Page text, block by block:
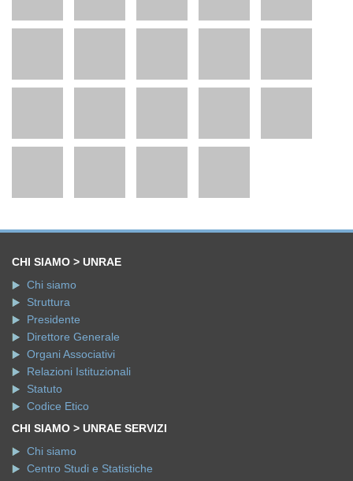
CHI SIAMO > UNRAE
Chi siamo
Struttura
Presidente
Direttore Generale
Organi Associativi
Relazioni Istituzionali
Statuto
Codice Etico
CHI SIAMO > UNRAE SERVIZI
Chi siamo
Centro Studi e Statistiche